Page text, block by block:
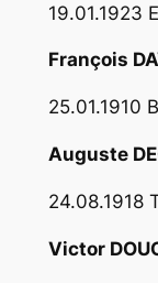
19.01.1923
François
25.01.1910
Auguste
24.08.1918
Victor